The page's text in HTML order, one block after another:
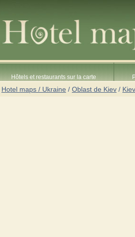
Hôtels et restaurants sur la carte
Hotel maps / Ukraine / Oblast de Kiev / Kiev